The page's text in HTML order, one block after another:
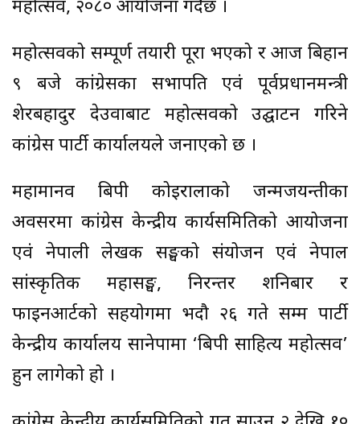
महोत्सव, २०८० आयोजना गर्दैछ ।
महोत्सवको सम्पूर्ण तयारी पूरा भएको र आज बिहान
९ बजे कांग्रेसका सभापति एवं पूर्वप्रधानमन्त्री
शेरबहादुर देउवाबाट महोत्सवको उद्घाटन गरिने
कांग्रेस पार्टी कार्यालयले जनाएको छ ।
महामानव बिपी कोइरालाको जन्मजयन्तीका
अवसरमा कांग्रेस केन्द्रीय कार्यसमितिको आयोजना
एवं नेपाली लेखक सङ्घको संयोजन एवं नेपाल
सांस्कृतिक महासङ्घ, निरन्तर शनिबार र
फाइनआर्टको सहयोगमा भदौ २६ गते सम्म पार्टी
केन्द्रीय कार्यालय सानेपामा ‘बिपी साहित्य महोत्सव’
हुन लागेको हो ।